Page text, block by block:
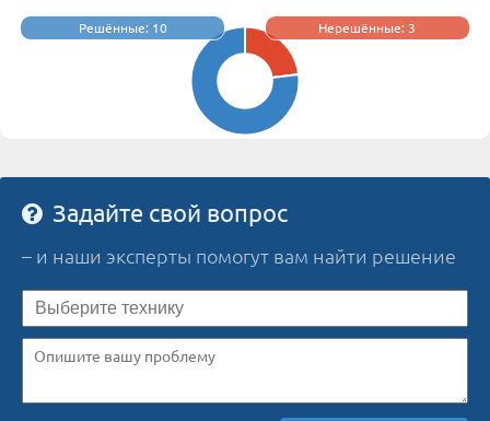
Решённые: 10 Нерешённые: 3
Задайте свой вопрос
– и наши эксперты помогут вам найти решение